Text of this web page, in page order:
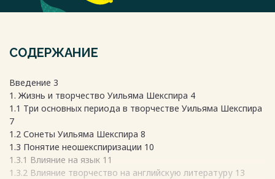
СОДЕРЖАНИЕ
Введение 3
1. Жизнь и творчество Уильяма Шекспира 4
1.1 Три основных периода в творчестве Уильяма Шекспира
7
1.2 Сонеты Уильяма Шекспира 8
1.3 Понятие неошекспиризации 10
1.3.1 Влияние на язык 11
1.3.2 Влияние творчество на английскую литературу 13